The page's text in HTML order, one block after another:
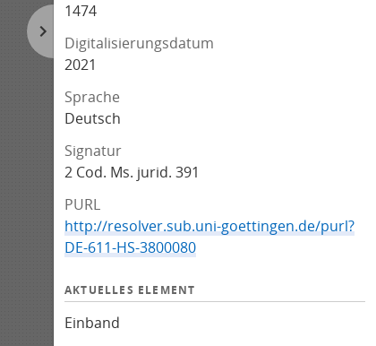
1474
Digitalisierungsdatum
2021
Sprache
Deutsch
Signatur
2 Cod. Ms. jurid. 391
PURL
http://resolver.sub.uni-goettingen.de/purl?
DE-611-HS-3800080
AKTUELLES ELEMENT
Einband